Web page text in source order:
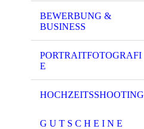
BEWERBUNG &
BUSINESS
PORTRAITFOTOGRAFI
E
HOCHZEITSSHOOTING
G U T S C H E I N E